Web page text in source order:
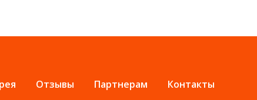
Отзывы Партнерам Контакты